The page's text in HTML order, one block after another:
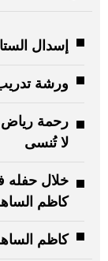
إسدال
ورشة
رحمة
لا تُنسى
خلال حفله
كاظم
كاظم